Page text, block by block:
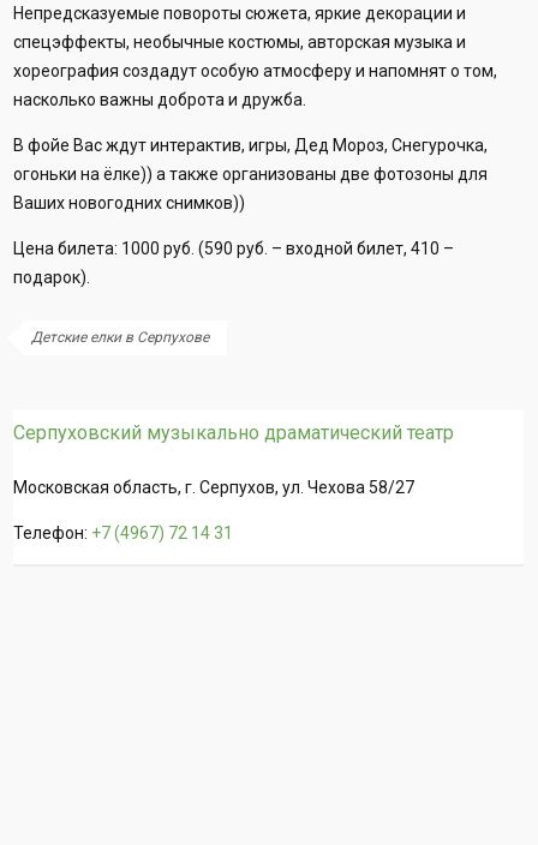
Непредсказуемые повороты сюжета, яркие декорации и
спецэффекты, необычные костюмы, авторская музыка и
хореография создадут особую атмосферу и напомнят о том,
насколько важны доброта и дружба.
В фойе Вас ждут интерактив, игры, Дед Мороз, Снегурочка,
огоньки на ёлке)) а также организованы две фотозоны для
Ваших новогодних снимков))
Цена билета: 1000 руб. (590 руб. – входной билет, 410 –
подарок).
Детские елки в Серпухове
Серпуховский музыкально драматический театр
Московская область, г. Серпухов, ул. Чехова 58/27
Телефон: +7 (4967) 72 14 31